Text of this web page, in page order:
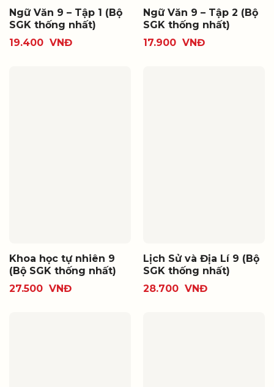
Ngữ Văn 9 – Tập 1 (Bộ
SGK thống nhất)
19.400 VNĐ
Ngữ Văn 9 – Tập 2 (Bộ
SGK thống nhất)
17.900 VNĐ
Khoa học tự nhiên 9
(Bộ SGK thống nhất)
27.500 VNĐ
Lịch Sử và Địa Lí 9 (Bộ
SGK thống nhất)
28.700 VNĐ